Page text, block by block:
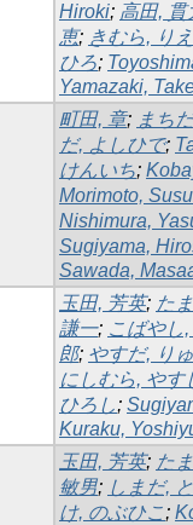
Hiroki; 高田, 貫
恵; きむら, りえ
ひろ;
Yamazaki,
町田, 章; まち
だ, よしひで;
けんいち;
Morimoto,
Nishimura,
Sugiyama,
Sawada,
玉田, 芳英; た
謙一; こばやし
郎; やすだ, り
にしむら, やす
ひろし;
Kuraku,
玉田, 芳英; た
敏男; しまだ,
け, のぶひこ;